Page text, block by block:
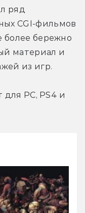
ряд
CGI-фильмов
более бережно
материал и
из игр.
PC, PS4 и